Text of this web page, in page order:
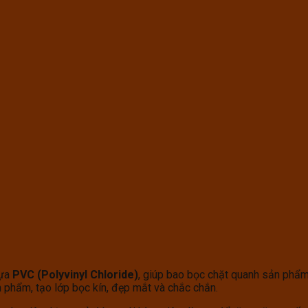
PVC (Polyvinyl Chloride), giúp bao bọc chặt quanh sản
tạo lớp bọc kín, đẹp mắt và chắc chắn.